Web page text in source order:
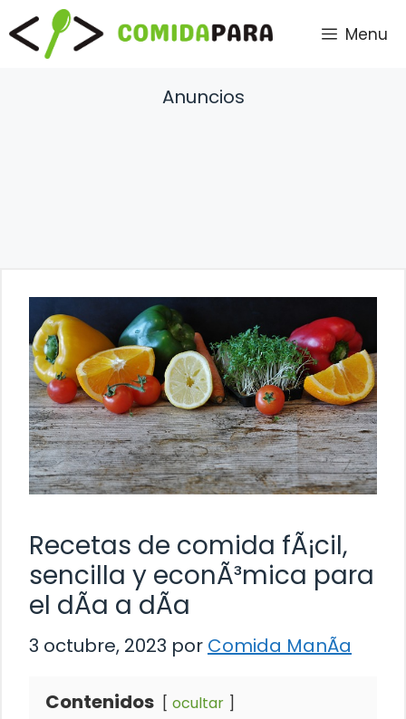
Saltar
al
contenido
Menu
Anuncios
Recetas de comida fÃ¡cil,
sencilla y econÃ³mica para
el dÃ­a a dÃ­a
3 octubre, 2023 por Comida ManÃ­a
Contenidos ocultar